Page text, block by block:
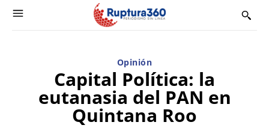
Opinión
Capital Política: la
eutanasia del PAN en
Quintana Roo